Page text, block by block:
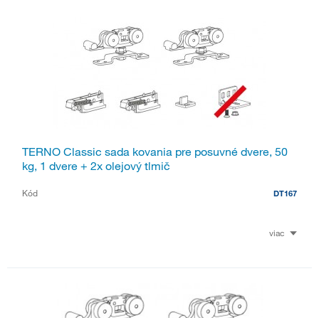
TERNO Classic sada kovania pre posuvné dvere, 50
kg, 1 dvere + 2x olejový tlmič
Kód DT167
viac